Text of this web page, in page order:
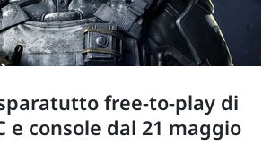
free-to-play di
e console dal 21 maggio